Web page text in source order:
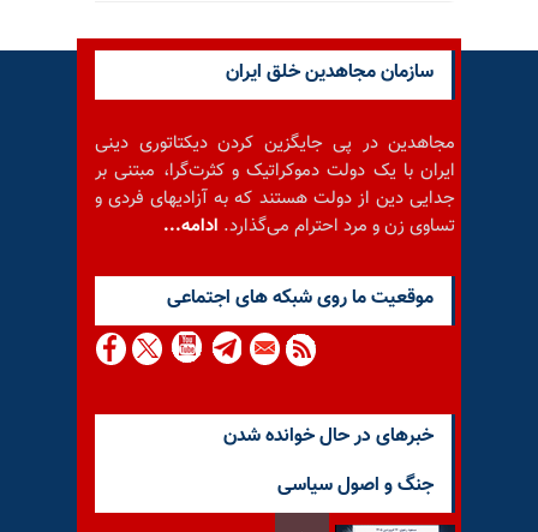
سازمان مجاهدین خلق ایران
مجاهدین در پی جایگزین کردن دیکتاتوری دینی
ایران با یک دولت دموکراتیک و کثرت‌گرا، مبتنی بر
جدایی دین از دولت هستند که به آزادیهای فردی و
تساوی زن و مرد احترام می‌گذارد. ادامه...
موقعيت ما روى شبكه هاى اجتماعى
خبرهای در حال خوانده شدن
جنگ و اصول سیاسی